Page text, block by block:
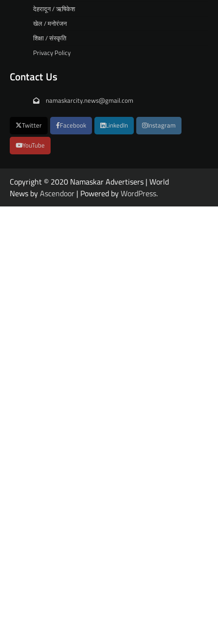
देहरादून / ऋषिकेश
खेल / मनोरंजन
शिक्षा / संस्कृति
Privacy Policy
Contact Us
namaskarcity.news@gmail.com
Twitter Facebook LinkedIn Instagram
YouTube
Copyright © 2020 Namaskar Advertisers | World
News byAscendoor | Powered byWordPress.